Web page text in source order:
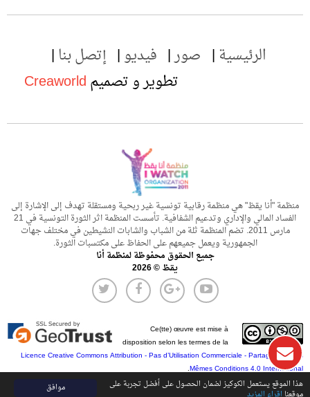
موافق هذا الموقع يستعمل الكوكيز لضمان الحصول على أفضل تجربة على
الرئيسية صور فيديو
إتصل بنا
تطوير و تصميمCreaworld
منظمة "أنا يقظ" هي منظمة رقابية تونسية غير ربحية ومستقلة تهدف إلى الإشارة إلى
الفساد المالي والإداري وتدعيم الشفافية. تأسست المنظمة اثر الثورة التونسية في 21
مارس 2011. تضم المنظمة ثلة من الشباب والشابات النشيطين في مختلف جهات
الجمهورية ويعمل جميعهم على الحفاظ على مكتسبات الثورة.
جميع الحقوق محفوظة لمنظمة أنا
يقظ © 2026
Ce(tte) œuvre est mise à
disposition selon les termes de la
Licence Creative Commons Attribution - Pas d’Utilisation Commerciale - Partage dans les
Mêmes Conditions 4.0 International
.